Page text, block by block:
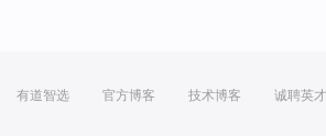
有道智选 官方博客 技术博客 诚聘英才